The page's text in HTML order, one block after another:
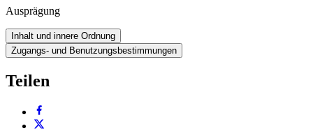
Ausprägung
Inhalt und innere Ordnung
Zugangs- und Benutzungsbestimmungen
Teilen